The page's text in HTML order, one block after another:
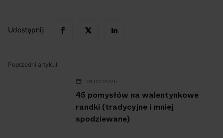
Udostępnij:
Poprzedni artykuł
01.02.2026
45 pomysłów na walentynkowe
randki (tradycyjne i mniej
spodziewane)